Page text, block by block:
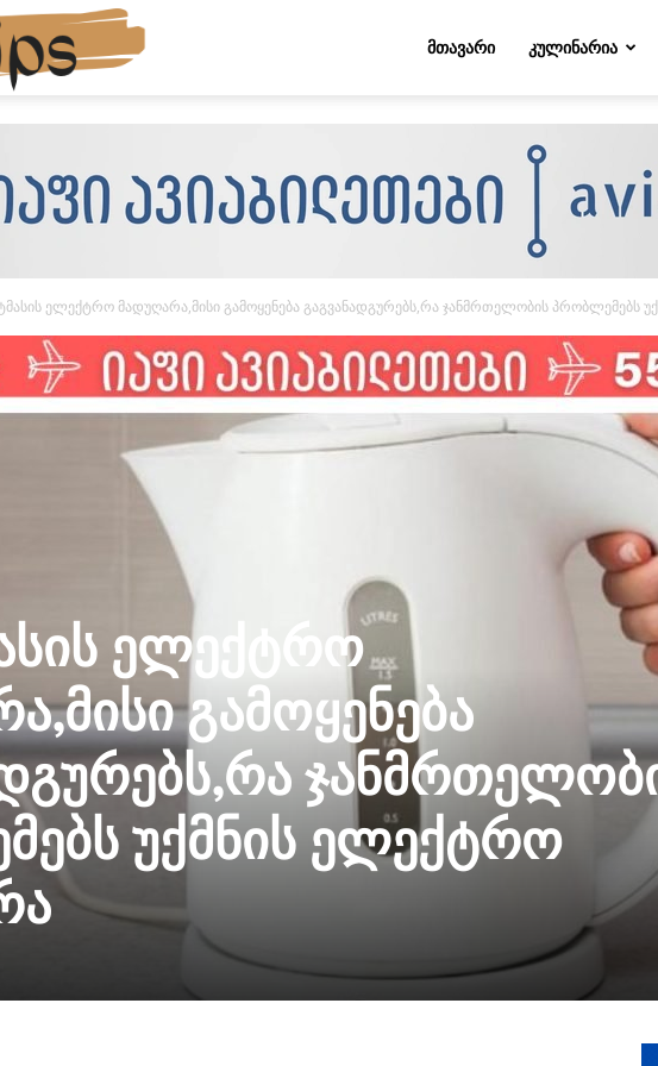
Folktips.org ᲛᲗᲐᲕᲐᲠᲘ ᲙᲣᲚᲘᲜᲐᲠᲘᲐ
ელექტრო მადუღარა,მისი გამოყენება გაგვანადგურებს,რა ჯანმრთელობის პრობლემებს
ელექტრო
გამოყენება
უქმნის ელექტრო